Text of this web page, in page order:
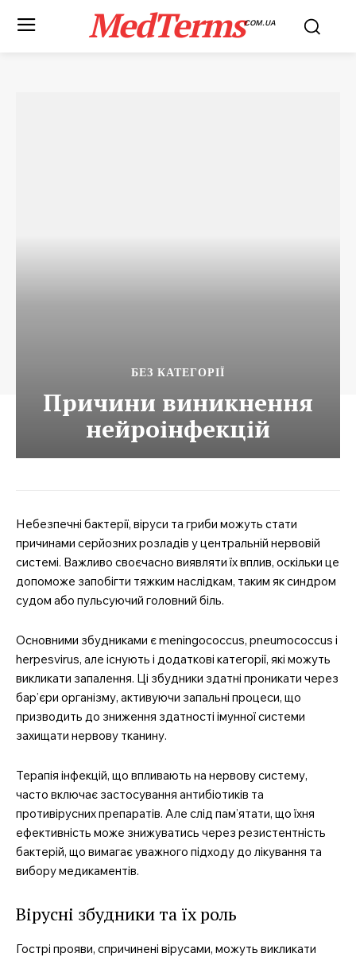
MedTermsCOM.UA
БЕЗ КАТЕГОРІЇ
Причини виникнення
нейроінфекцій
Небезпечні бактерії, віруси та гриби можуть стати
причинами серйозних розладів у центральній нервовій
системі. Важливо своєчасно виявляти їх вплив, оскільки це
допоможе запобігти тяжким наслідкам, таким як синдром
судом або пульсуючий головний біль.
Основними збудниками є meningococcus, pneumococcus і
herpesvirus, але існують і додаткові категорії, які можуть
викликати запалення. Ці збудники здатні проникати через
бар’єри організму, активуючи запальні процеси, що
призводить до зниження здатності імунної системи
захищати нервову тканину.
Терапія інфекцій, що впливають на нервову систему,
часто включає застосування антибіотиків та
противірусних препаратів. Але слід пам’ятати, що їхня
ефективність може знижуватись через резистентність
бактерій, що вимагає уважного підходу до лікування та
вибору медикаментів.
Вірусні збудники та їх роль
Гострі прояви, спричинені вірусами, можуть викликати